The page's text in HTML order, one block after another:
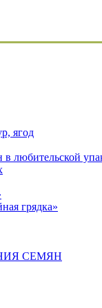
ягод
в любительской
грядка»
СЕМЯН